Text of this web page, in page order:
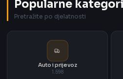
Popularne
Pretražite po djelatnosti
Auto i prijevoz
1.598